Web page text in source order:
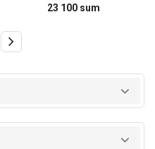
23 100 sum